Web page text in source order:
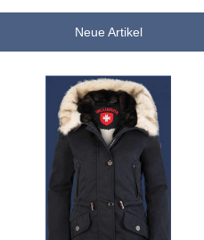
Neue Artikel